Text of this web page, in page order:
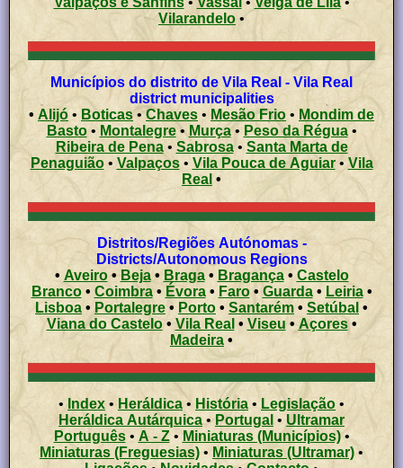
Vilarandelo •
Municípios do distrito de Vila Real - Vila Real
district municipalities
• Alijó • Boticas •Chaves • Mesão Frio • Mondim de
Basto• Montalegre• Murça• Peso da Régua•
Ribeira de Pena• Sabrosa•Santa Marta de
Penaguião• Valpaços• Vila Pouca de Aguiar• Vila
Real •
Distritos/Regiões Autónomas -
Districts/Autonomous Regions
• Aveiro• Beja• Braga• Bragança• Castelo
Branco• Coimbra• Évora• Faro• Guarda• Leiria•
Lisboa •Portalegre • Porto • Santarém • Setúbal •
Viana do Castelo• Vila Real • Viseu • Açores •
Madeira •
• Index • Heráldica • História • Legislação •
Heráldica Autárquica•Portugal • Ultramar
Português• A - Z• Miniaturas (Municípios)•
Miniaturas (Freguesias)• Miniaturas (Ultramar) •